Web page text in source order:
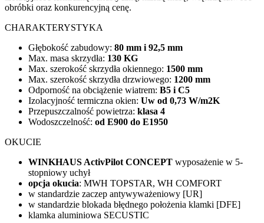
obróbki oraz konkurencyjną cenę.
CHARAKTERYSTYKA
Głębokość zabudowy: 80 mm i 92,5 mm
Max. masa skrzydła: 130 KG
Max. szerokość skrzydła okiennego: 1500 mm
Max. szerokość skrzydła drzwiowego: 1200 mm
Odporność na obciążenie wiatrem: B5 i C5
Izolacyjność termiczna okien: Uw od 0,73 W/m2K
Przepuszczalność powietrza: klasa 4
Wodoszczelność: od E900 do E1950
OKUCIE
WINKHAUS ActivPilot CONCEPT wyposażenie w 5-
stopniowy uchył
opcja okucia: MWH TOPSTAR, WH COMFORT
w standardzie zaczep antywyważeniowy [UR]
w standardzie blokada błędnego położenia klamki [DFE]
klamka aluminiowa SECUSTIC